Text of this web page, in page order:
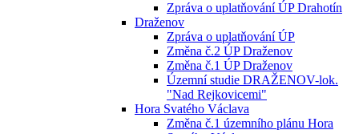
Zpráva o uplatňování ÚP Drahotín
Draženov
Zpráva o uplatňování ÚP
Změna č.2 ÚP Draženov
Změna č.1 ÚP Draženov
Územní studie DRAŽENOV-lok.
"Nad Rejkovicemi"
Hora Svatého Václava
Změna č.1 územního plánu Hora